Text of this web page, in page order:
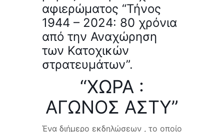
αφιερώματος “Τήνος
1944 – 2024: 80 χρόνια
από την Αναχώρηση
των Κατοχικών
στρατευμάτων”.
“ΧΩΡΑ :
ΑΓΩΝΟΣ ΑΣΤΥ”
Ένα διήμερο εκδηλώσεων , το οποίο